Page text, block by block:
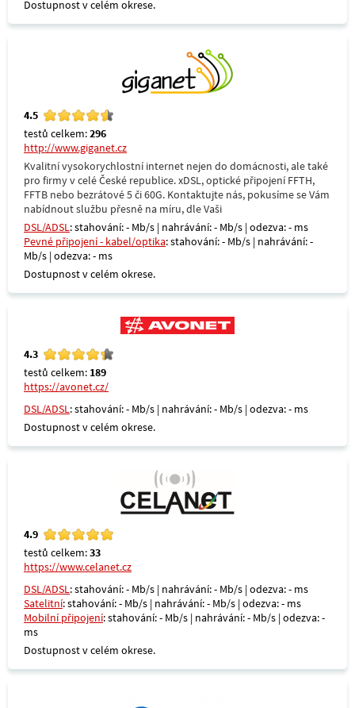
Dostupnost v celém okrese.
4.5
testů celkem:296
http://www.giganet.cz
Kvalitní vysokorychlostní internet nejen do domácnosti, ale také
pro firmy v celé České republice. xDSL, optické připojení FFTH,
FFTB nebo bezrátové 5 či 60G. Kontaktujte nás, pokusíme se Vám
nabídnout službu přesně na míru, dle Vaši
DSL/ADSL: stahování: - Mb/s | nahrávání: - Mb/s | odezva: - ms
Pevné připojení - kabel/optika: stahování: - Mb/s | nahrávání: -
Mb/s | odezva: - ms
Dostupnost v celém okrese.
4.3
testů celkem: 189
https://avonet.cz/
DSL/ADSL: stahování: - Mb/s | nahrávání: - Mb/s | odezva: - ms
Dostupnost v celém okrese.
4.9
testů celkem:33
https://www.celanet.cz
DSL/ADSL: stahování: - Mb/s | nahrávání: - Mb/s | odezva: - ms
Satelitní: stahování: - Mb/s | nahrávání: - Mb/s | odezva: - ms
Mobilní připojení: stahování: - Mb/s | nahrávání: - Mb/s | odezva: -
ms
Dostupnost v celém okrese.